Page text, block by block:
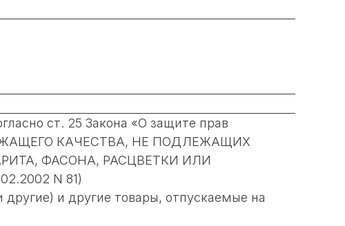
ст. 25 Закона «О защите прав
КАЧЕСТВА, НЕ ПОДЛЕЖАЩИХ
ФАСОНА, РАСЦВЕТКИ ИЛИ
N 81)
и другие товары, отпускаемые на